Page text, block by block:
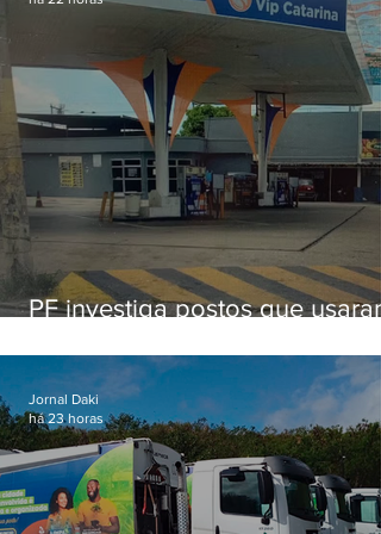
PF investiga postos que usaram
secretário morto em 2020
Jornal Daki
há 23 horas